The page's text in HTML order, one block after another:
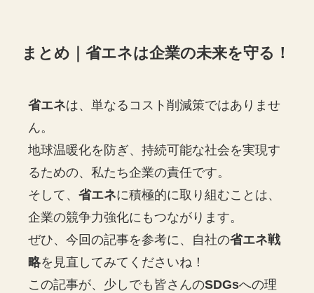
まとめ｜省エネは企業の未来を守る！
省エネは、単なるコスト削減策ではありませ
ん。
地球温暖化を防ぎ、持続可能な社会を実現す
るための、私たち企業の責任です。
そして、省エネに積極的に取り組むことは、
企業の競争力強化にもつながります。
ぜひ、今回の記事を参考に、自社の省エネ戦
略を見直してみてくださいね！
この記事が、少しでも皆さんのSDGsへの理